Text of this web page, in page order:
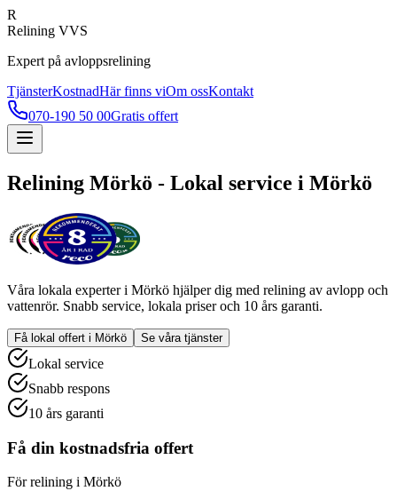
R
Relining VVS
Expert på avloppsrelining
TjänsterKostnadHär finns viOm ossKontakt
070-190 50 00Gratis offert
Relining Mörkö - Lokal service i Mörkö
Våra lokala experter i Mörkö hjälper dig med relining av avlopp och
vattenrör. Snabb service, lokala priser och 10 års garanti.
Få lokal offert i Mörkö Se våra tjänster
Lokal service
Snabb respons
10 års garanti
Få din kostnadsfria offert
För relining i Mörkö